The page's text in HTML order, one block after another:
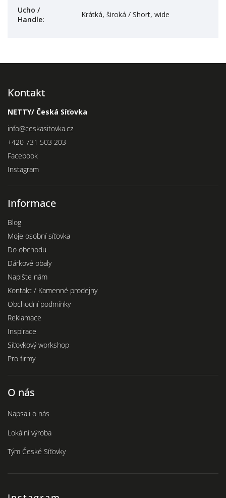
Ucho /
Handle:
Krátká, široká / Short, wide
Kontakt
NETTY/ Česká Síťovka
info@ceskasitovka.cz
+420 731 503 203
Facebook
Instagram
Informace
Blog
Moje osobní síťovka
Do obchodu
Dárkové obaly
Napište nám
Kontakt / Kamenné prodejny
Obchodní podmínky
Reklamace
Inspirace
Síťovkový workshop
Pro firmy
O nás
Napsali o nás
Lokální výroba
Tým České Síťovky